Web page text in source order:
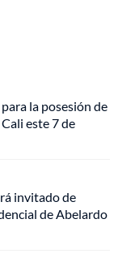
la posesión de
este 7 de
invitado de
de Abelardo